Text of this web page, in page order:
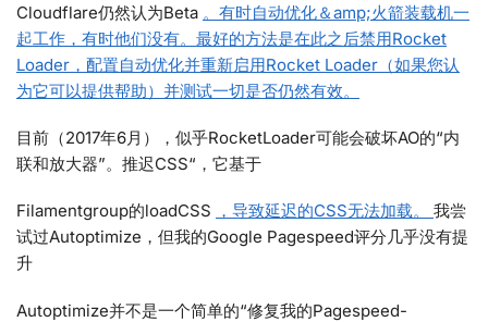
Cloudflare仍然认为Beta 。有时自动优化＆amp;火箭装载机一
起工作，有时他们没有。最好的方法是在此之后禁用Rocket
Loader，配置自动优化并重新启用Rocket Loader（如果您认
为它可以提供帮助）并测试一切是否仍然有效。
目前（2017年6月），似乎RocketLoader可能会破坏AO的“内
联和放大器”。推迟CSS“，它基于
Filamentgroup的loadCSS ，导致延迟的CSS无法加载。 我尝
试过Autoptimize，但我的Google Pagespeed评分几乎没有提
升
Autoptimize并不是一个简单的“修复我的Pagespeed-